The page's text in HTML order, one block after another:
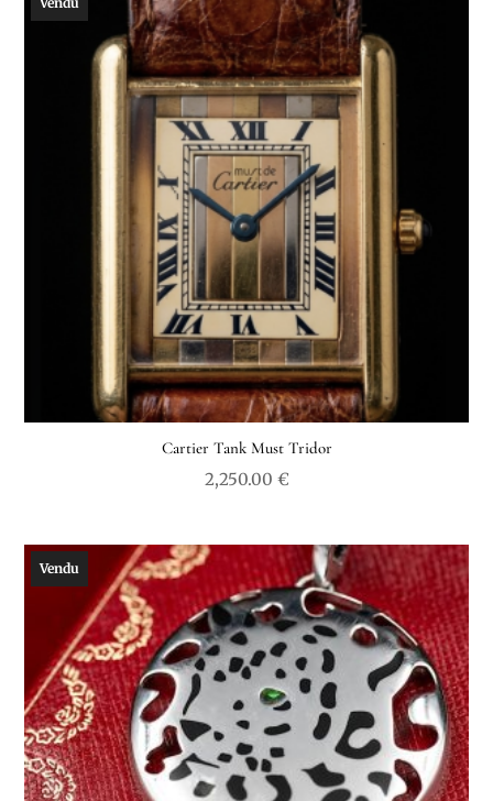
Cartier Tank Must Tridor
2,250.00 €
Vendu